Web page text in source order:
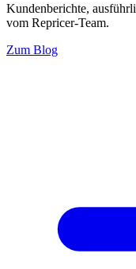
Kundenberichte,
vom Repricer-Team.
Zum Blog